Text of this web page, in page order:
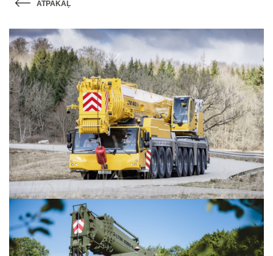
LIEBHERR USED
KARJERAS IESPĒJAS
APIE MUS
KONTAKTI
ATPAKAĻ